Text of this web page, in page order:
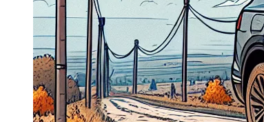
Navigație Passat B5
Navigație Passat B5 5
Navigație Passat B6
Navigație Passat B7
Navigație Passat B8
Navigație Passat CC
Skoda
Navigație Skoda Fabia 1
Navigație Skoda Fabia 2